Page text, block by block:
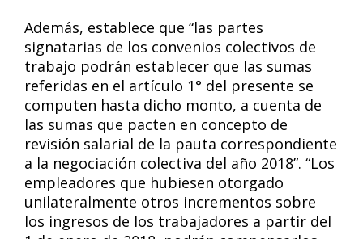
Además, establece que “las partes
signatarias de los convenios colectivos de
trabajo podrán establecer que las sumas
referidas en el artículo 1° del presente se
computen hasta dicho monto, a cuenta de
las sumas que pacten en concepto de
revisión salarial de la pauta correspondiente
a la negociación colectiva del año 2018”. “Los
empleadores que hubiesen otorgado
unilateralmente otros incrementos sobre
los ingresos de los trabajadores a partir del